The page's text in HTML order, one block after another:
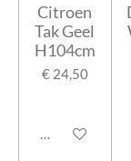
Citroen
Tak Geel
H104cm
€ 24,50
In winkelwagen